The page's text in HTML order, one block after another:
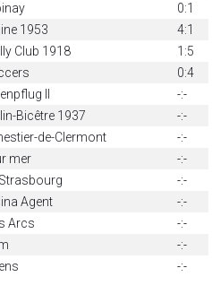
0:1
1953
4:1
Club 1918
1:5
0:4
II
-:-
Bicêtre 1937
-:-
de-Clermont
-:-
mer
-:-
-:-
Agent
-:-
Arcs
-:-
-:-
-:-